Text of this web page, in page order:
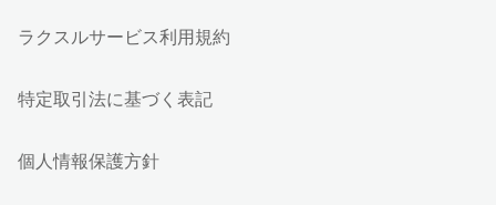
ラクスルサービス利用規約
特定取引法に基づく表記
個人情報保護方針